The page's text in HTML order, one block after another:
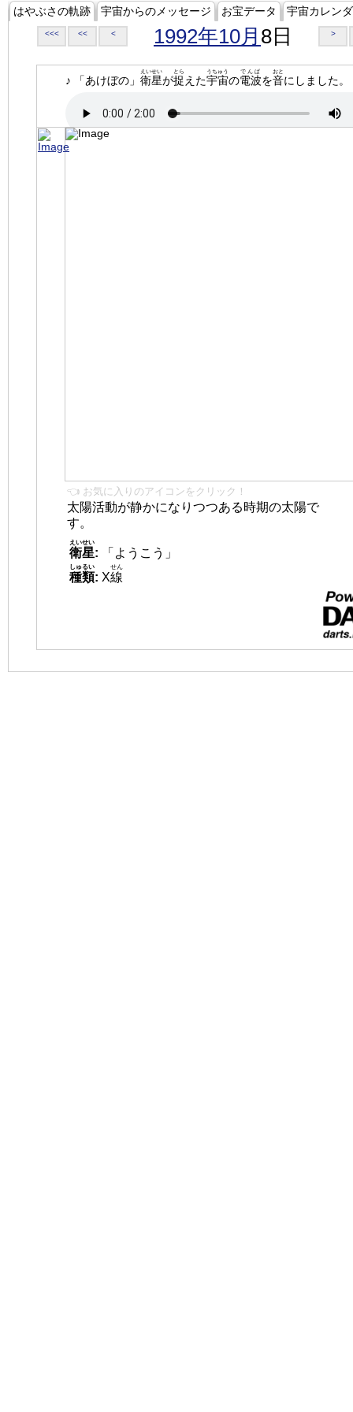
はやぶさの軌跡 宇宙からのメッセージ お宝データ 宇宙カレン
<<< << < 1992年10月 8日 >
♪ 「あけぼの」 衛星
えいせい
が捉
とら
えた宇宙
うちゅう
の電波
でんぱ
を音
おと
にしました。
👈 お気に入りのアイコンをクリック！
太陽活動が静かになりつつある時期の太陽で
す。
衛星
えいせい
:
「ようこう」
種類
しゅるい
: X線
せん